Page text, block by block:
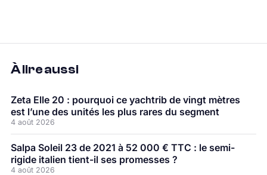
À lire aussi
Zeta Elle 20 : pourquoi ce yachtrib de vingt mètres
est l’une des unités les plus rares du segment
4 août 2026
Salpa Soleil 23 de 2021 à 52 000 € TTC : le semi-
rigide italien tient-il ses promesses ?
4 août 2026